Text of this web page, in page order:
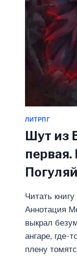
ЛИТРПГ
Шут из
Читать
Аннотация
выкрал
ангаре, где-
плену